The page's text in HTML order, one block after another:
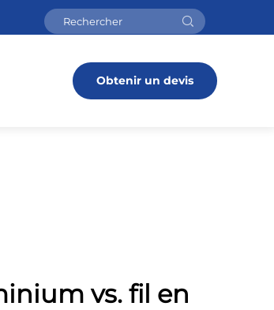
Obtenir un devis
vs. fil en